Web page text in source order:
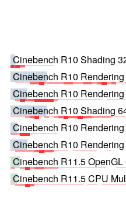
Cinebench R10 Shading
Cinebench R10
Cinebench R10
Cinebench R10 Shading
Cinebench R10
Cinebench R10
Cinebench R11.5 OpenGL
Cinebench R11.5 CPU